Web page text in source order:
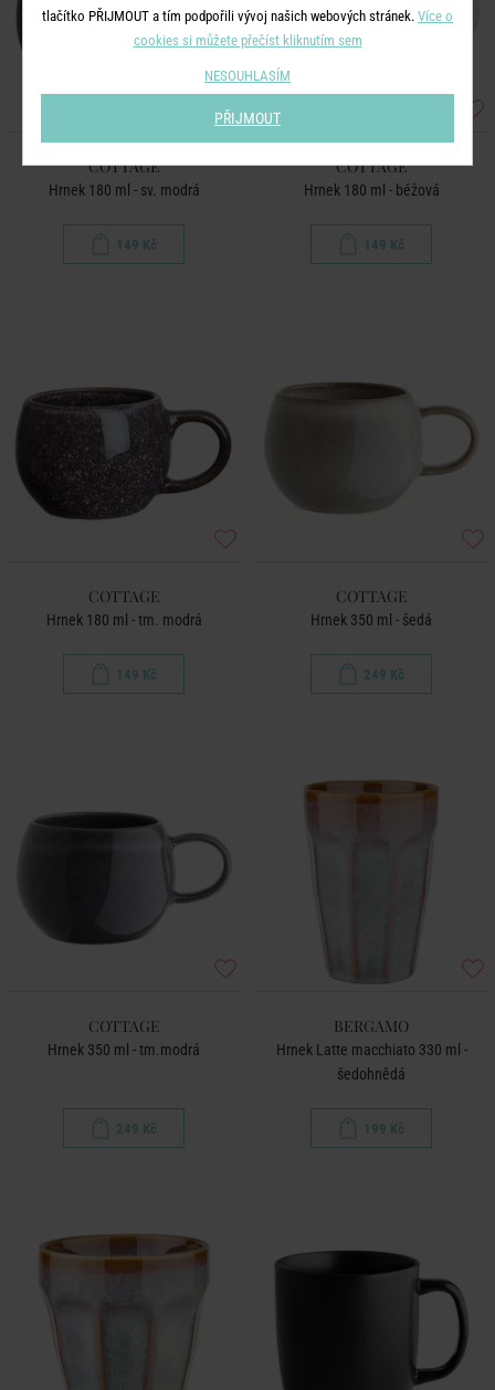
COTTAGE
Hrnek 180 ml - sv. modrá
149 Kč
COTTAGE
Hrnek 180 ml - béžová
149 Kč
COTTAGE
Hrnek 180 ml - tm. modrá
149 Kč
COTTAGE
Hrnek 350 ml - šedá
249 Kč
COTTAGE
Hrnek 350 ml - tm.modrá
249 Kč
BERGAMO
Hrnek Latte macchiato 330 ml -
šedohnědá
199 Kč
tlačítko PŘIJMOUT a tím podpořili vývoj našich webových stránek. Více o
cookies si můžete přečíst kliknutím sem
NESOUHLASÍM
PŘIJMOUT